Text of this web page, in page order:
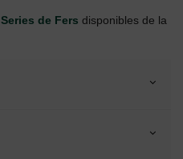
Series de Fers disponibles de la